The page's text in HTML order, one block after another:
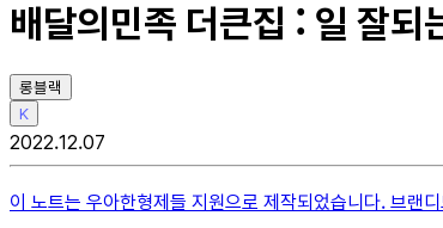
배달의민족 더큰집 : 일 잘되
롱블랙
K
2022.12.07
이 노트는 우아한형제들 지원으로 제작되었습니다. 브랜